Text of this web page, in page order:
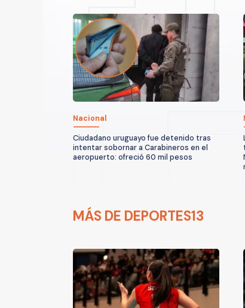
Nacional
Ciudadano uruguayo fue detenido tras
intentar sobornar a Carabineros en el
aeropuerto: ofreció 60 mil pesos
MÁS DE DEPORTES13